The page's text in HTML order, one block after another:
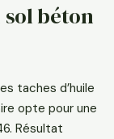
béton
taches d’huile
opte pour une
Résultat